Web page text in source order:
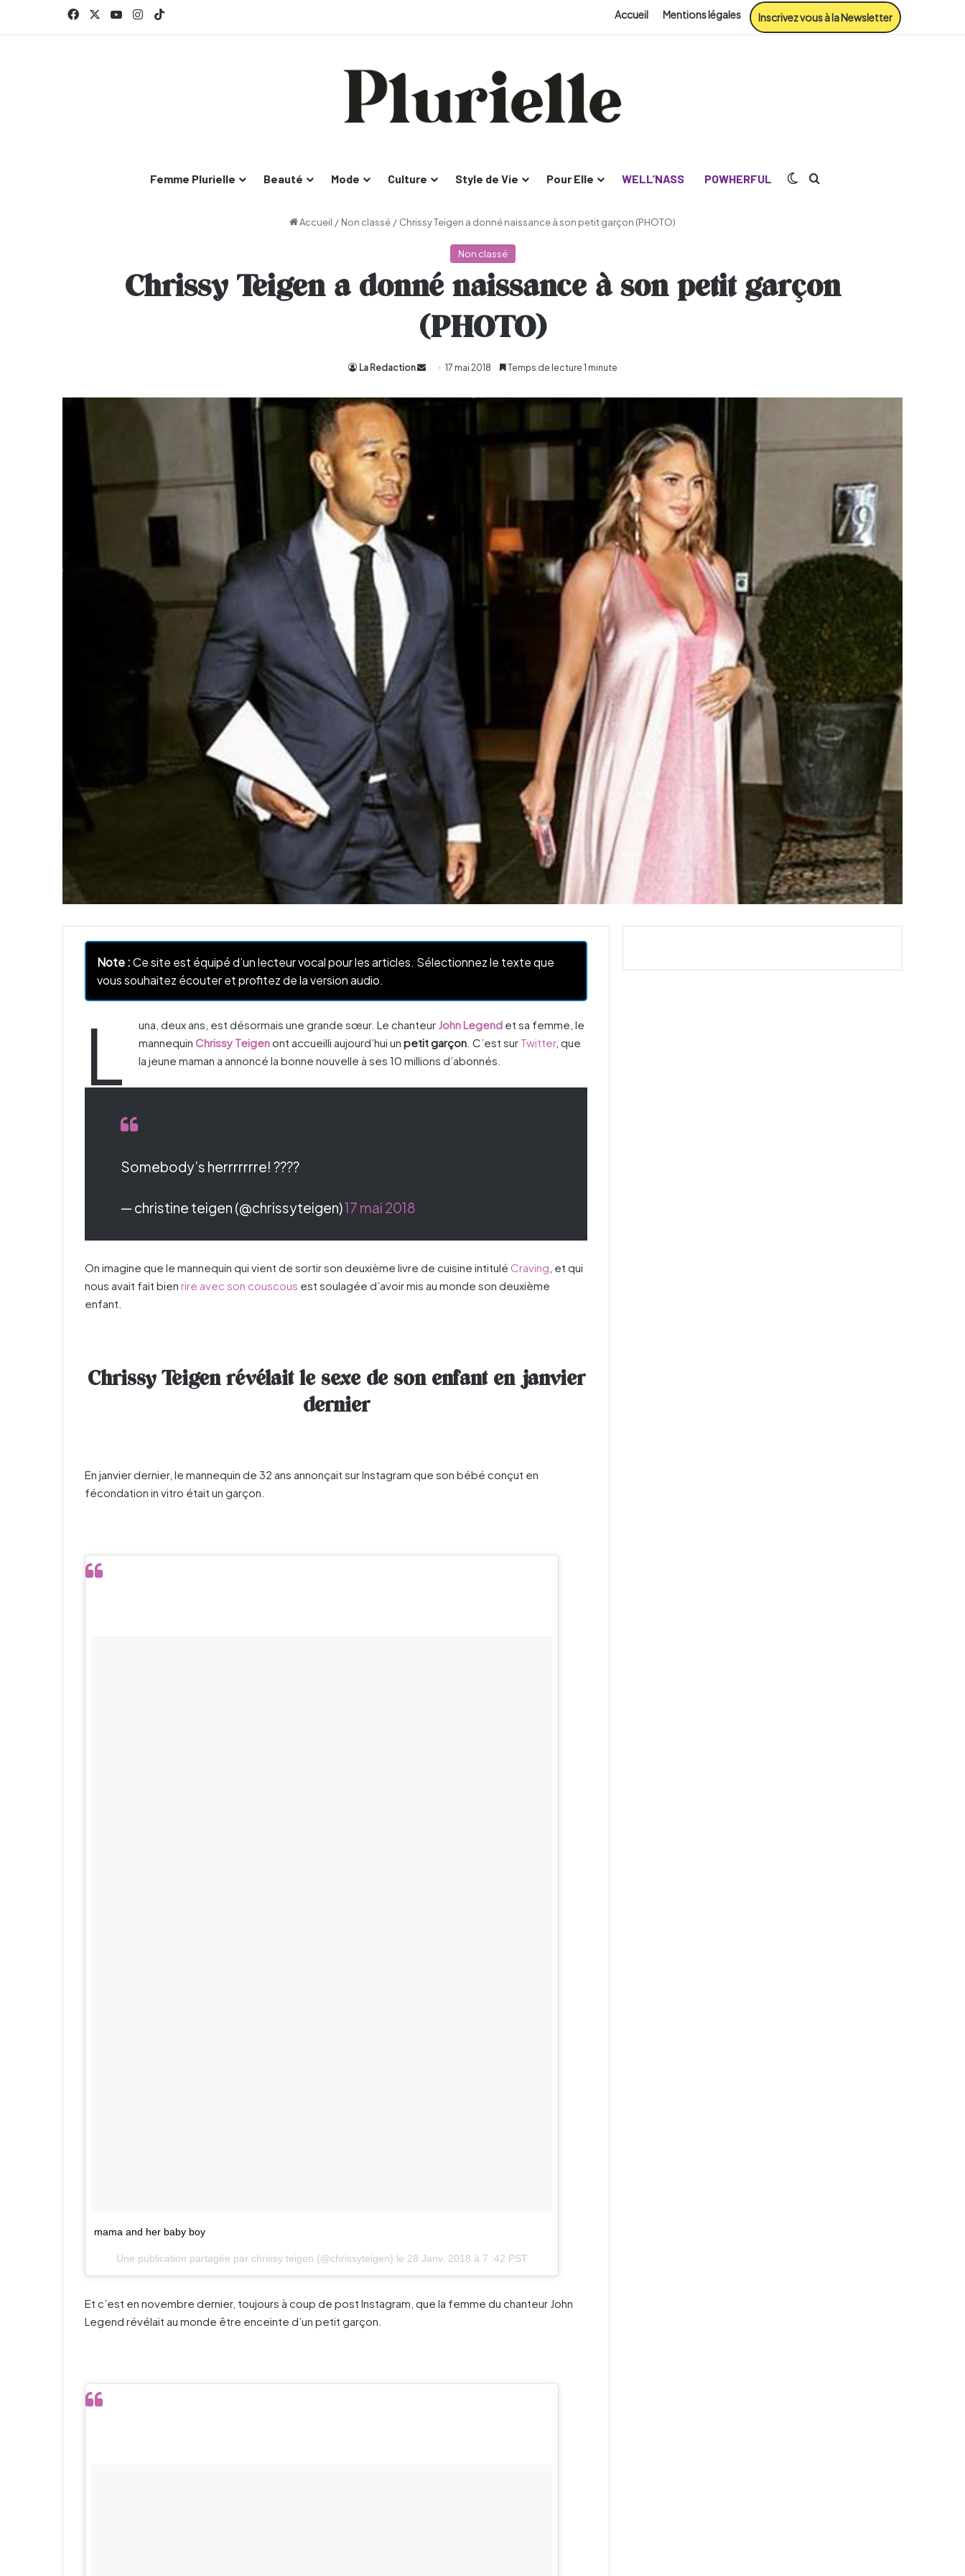
FacebookYouTubeInstagram Accueil Mentions légales Inscrivez vous à la Newsletter
Femme Plurielle Beauté Mode Culture Style de Vie Pour Elle WELL’NASS POWHERFUL Switch skin
Accueil / Non classé / Chrissy Teigen a donné naissance à son petit garçon (PHOTO)
Non classé
Chrissy Teigen a donné naissance à son petit garçon
(PHOTO)
La Redaction
Envoyer
courriel
17 mai 2018 Temps de lecture 1 minute
Note :Ce site est équipé d’un lecteur vocal pour les articles. Sélectionnez le texte que
vous souhaitez écouter et profitez de la version audio.
L una, deux ans, est désormais une grande sœur. Le chanteur John Legend et sa femme, le
mannequin Chrissy Teigenont accueilli aujourd’hui un petit garçon . C’est sur Twitter, que
la jeune maman a annoncé la bonne nouvelle à ses 10 millions d’abonnés.
Somebody’s herrrrrrre! ????
— christine teigen (@chrissyteigen)17 mai 2018
On imagine que le mannequin qui vient de sortir son deuxième livre de cuisine intitulé Craving , et qui
nous avait fait bien rire avec son couscous est soulagée d’avoir mis au monde son deuxième
enfant.
Chrissy Teigen révélait le sexe de son enfant en janvier
dernier
En janvier dernier, le mannequin de 32 ans annonçait sur Instagram que son bébé conçut en
fécondation in vitro était un garçon.
mama and her baby boy
Une publication partagée par chrissy teigen (@chrissyteigen) le 28 Janv. 2018 à 7 :42 PST
Et c’est en novembre dernier, toujours à coup de post Instagram, que la femme du chanteur John
Legend révélait au monde être enceinte d’un petit garçon.